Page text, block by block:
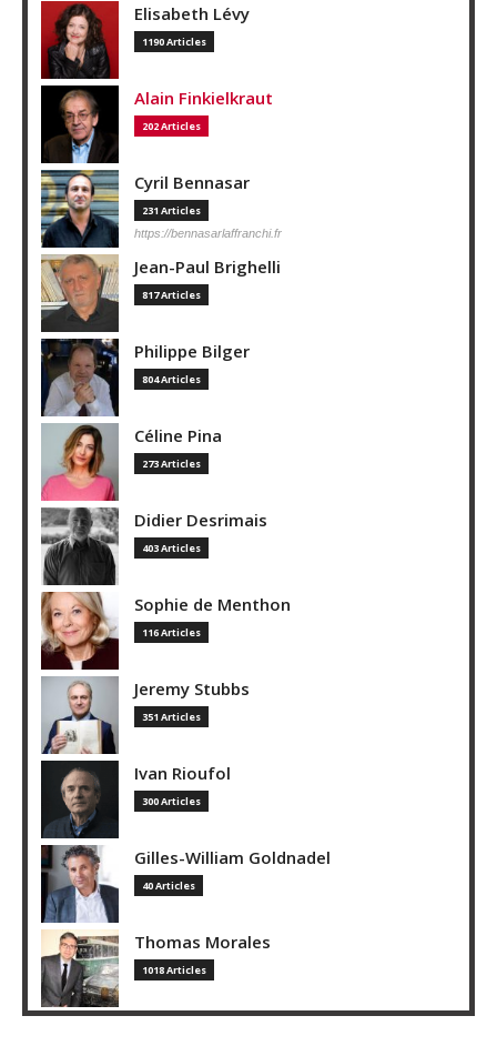
Elisabeth Lévy
1190 Articles
Alain Finkielkraut
202 Articles
Cyril Bennasar
231 Articles
https://bennasarlaffranchi.fr
Jean-Paul Brighelli
817 Articles
Philippe Bilger
804 Articles
Céline Pina
273 Articles
Didier Desrimais
403 Articles
Sophie de Menthon
116 Articles
Jeremy Stubbs
351 Articles
Ivan Rioufol
300 Articles
Gilles-William Goldnadel
40 Articles
Thomas Morales
1018 Articles